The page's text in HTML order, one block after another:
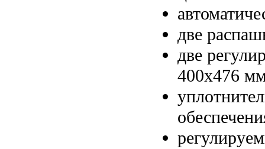
две
две
400х476